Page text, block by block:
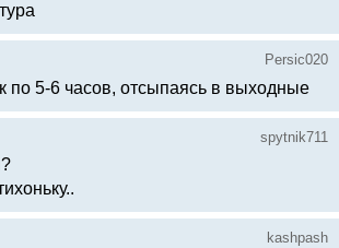
Persic020
по 5-6 часов, отсыпаясь в выходные
spytnik711
kashpash